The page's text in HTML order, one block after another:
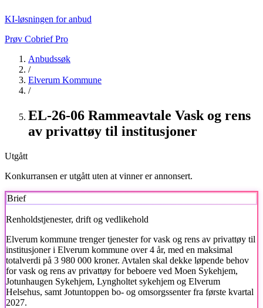
KI-løsningen for anbud
Prøv Cobrief Pro
Anbudssøk
/
Elverum Kommune
/
EL-26-06 Rammeavtale Vask og rens
av privattøy til institusjoner
Utgått
Konkurransen er utgått uten at vinner er annonsert.
Brief
Renholdstjenester, drift og vedlikehold
Elverum kommune trenger tjenester for vask og rens av privattøy til
institusjoner i Elverum kommune over 4 år, med en maksimal
totalverdi på 3 980 000 kroner. Avtalen skal dekke løpende behov
for vask og rens av privattøy for beboere ved Moen Sykehjem,
Jotunhaugen Sykehjem, Lyngholtet sykehjem og Elverum
Helsehus, samt Jotuntoppen bo- og omsorgssenter fra første kvartal
2027.